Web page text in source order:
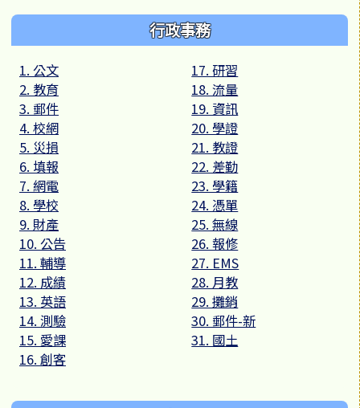
行政事務
1. 公文
2. 教育
3. 郵件
4. 校網
5. 災損
6. 填報
7. 網電
8. 學校
9. 財產
10. 公告
11. 輔導
12. 成績
13. 英語
14. 測驗
15. 愛課
16. 創客
17. 研習
18. 流量
19. 資訊
20. 學證
21. 教證
22. 差勤
23. 學籍
24. 憑單
25. 無線
26. 報修
27. EMS
28. 月教
29. 攤銷
30. 郵件-新
31. 國土